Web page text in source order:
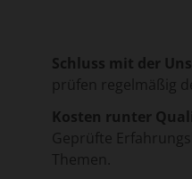
Schluss mit der
prüfen regelmäßig
Kosten runter
Geprüfte
Themen.